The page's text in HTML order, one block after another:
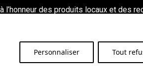
Personnaliser Tout
l’honneur des produits locaux et des
dès maintenant votre table
pour